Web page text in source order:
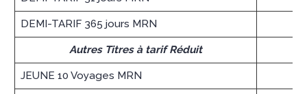
DEMI-TARIF 365 jours MRN
Autres Titres à tarif Réduit
JEUNE 10 Voyages MRN